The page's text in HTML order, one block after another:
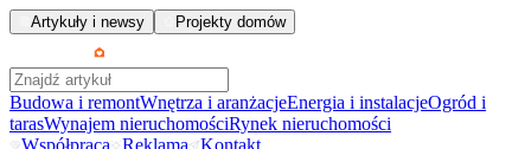
Artykuły i newsy Projekty domów
Budowa i remontWnętrza i aranżacjeEnergia i instalacjeOgród i
tarasWynajem nieruchomościRynek nieruchomości
Współpraca
Reklama Kontakt